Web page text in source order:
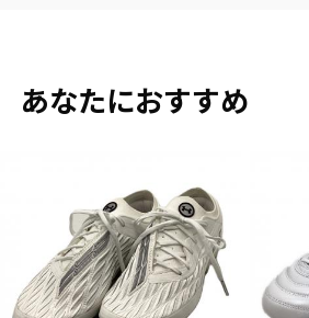
あなたにおすすめ